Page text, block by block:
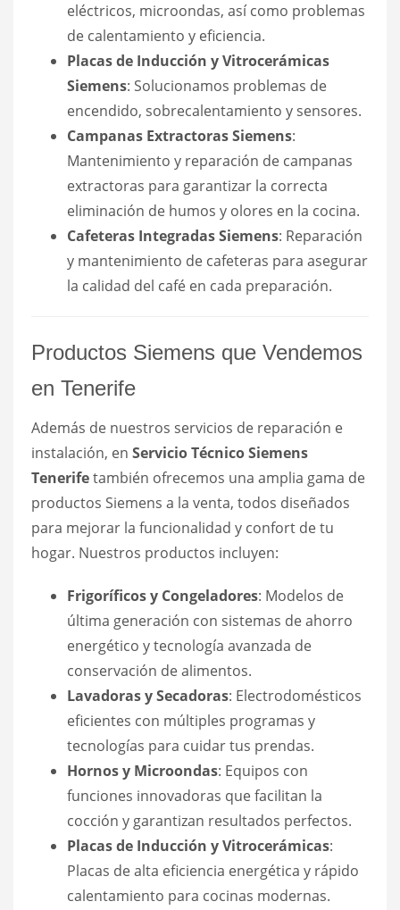
eléctricos, microondas, así como problemas
de calentamiento y eficiencia.
Placas de Inducción y Vitrocerámicas
Siemens: Solucionamos problemas de
encendido, sobrecalentamiento y sensores.
Campanas Extractoras Siemens:
Mantenimiento y reparación de campanas
extractoras para garantizar la correcta
eliminación de humos y olores en la cocina.
Cafeteras Integradas Siemens: Reparación
y mantenimiento de cafeteras para asegurar
la calidad del café en cada preparación.
Productos Siemens que Vendemos
en Tenerife
Además de nuestros servicios de reparación e
instalación, en Servicio Técnico Siemens
Tenerifetambién ofrecemos una amplia gama de
productos Siemens a la venta, todos diseñados
para mejorar la funcionalidad y confort de tu
hogar. Nuestros productos incluyen:
Frigoríficos y Congeladores: Modelos de
última generación con sistemas de ahorro
energético y tecnología avanzada de
conservación de alimentos.
Lavadoras y Secadoras: Electrodomésticos
eficientes con múltiples programas y
tecnologías para cuidar tus prendas.
Hornos y Microondas: Equipos con
funciones innovadoras que facilitan la
cocción y garantizan resultados perfectos.
Placas de Inducción y Vitrocerámicas:
Placas de alta eficiencia energética y rápido
calentamiento para cocinas modernas.